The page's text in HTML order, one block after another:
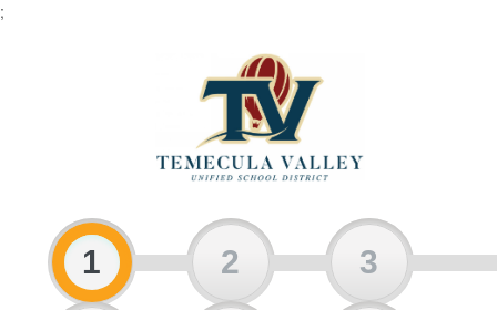
;
1 2 3